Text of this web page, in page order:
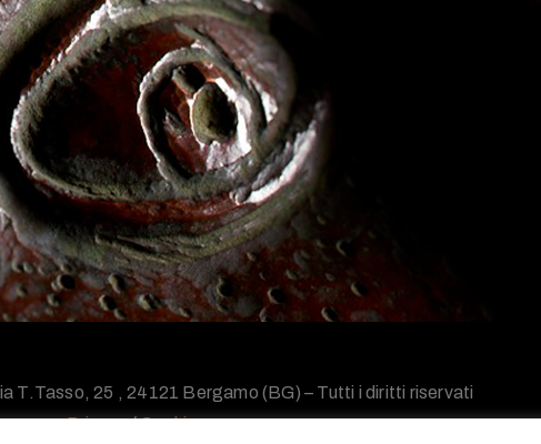
T.Tasso, 25 , 24121 Bergamo (BG) – Tutti i diritti riservati
Privacy/Cookie